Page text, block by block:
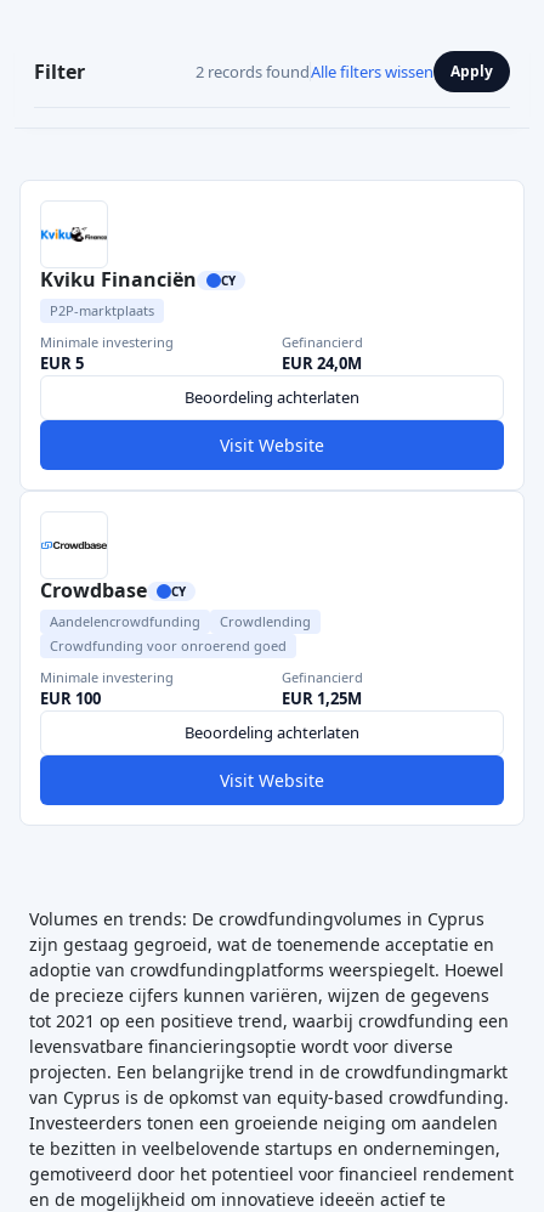
Filter 2 records foundAlle filters wissen Apply
Kviku Financiën CY
P2P-marktplaats
Minimale investering
EUR 5
Gefinancierd
EUR 24,0M
Beoordeling achterlaten
Visit Website
Crowdbase CY
Aandelencrowdfunding
Crowdlending
Crowdfunding voor onroerend goed
Minimale investering
EUR 100
Gefinancierd
EUR 1,25M
Beoordeling achterlaten
Visit Website
Volumes en trends: De crowdfundingvolumes in Cyprus
zijn gestaag gegroeid, wat de toenemende acceptatie en
adoptie van crowdfundingplatforms weerspiegelt. Hoewel
de precieze cijfers kunnen variëren, wijzen de gegevens
tot 2021 op een positieve trend, waarbij crowdfunding een
levensvatbare financieringsoptie wordt voor diverse
projecten. Een belangrijke trend in de crowdfundingmarkt
van Cyprus is de opkomst van equity-based crowdfunding.
Investeerders tonen een groeiende neiging om aandelen
te bezitten in veelbelovende startups en ondernemingen,
gemotiveerd door het potentieel voor financieel rendement
en de mogelijkheid om innovatieve ideeën actief te